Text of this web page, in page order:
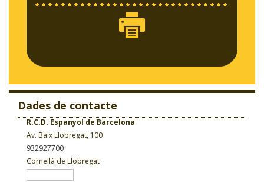
Dades de contacte
R.C.D. Espanyol de Barcelona
Av. Baix Llobregat, 100
932927700
Cornellà de Llobregat